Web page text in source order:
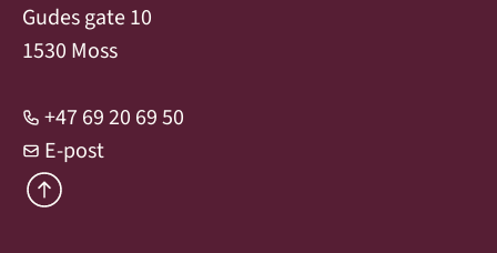
Gudes gate 10
1530 Moss
+47 69 20 69 50
E-post